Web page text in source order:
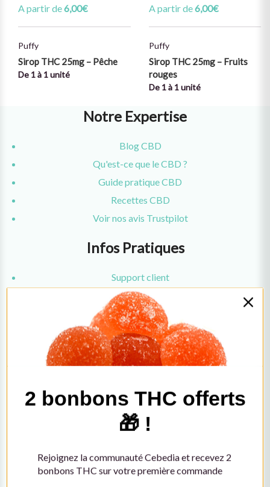
A partir de6,00€
Puffy
Sirop THC 25mg – Pêche
De 1 à 1 unité
A partir de6,00€
Puffy
Sirop THC 25mg – Fruits
rouges
De 1 à 1 unité
Notre Expertise
Blog CBD
Qu'est-ce que le CBD ?
Guide pratique CBD
Recettes CBD
Voir nos avis Trustpilot
Infos Pratiques
Support client
À propos
Newsletter
Paiements
Livraisons
Affiliation
Nous Contacter
Email : contact@cebedia.co
2 bonbons THC offerts
🎁 !
Rejoignez la communauté Cebedia et recevez 2
Tenez-moi au courant des nouveautés et
des offres